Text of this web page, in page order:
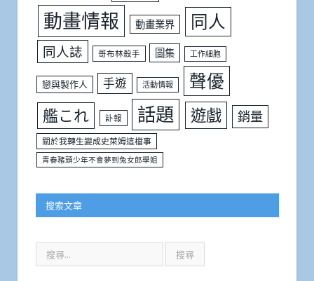
動畫情報 動畫業界 同人
同人誌 哥布林殺手 圖集 工作細胞
戀與製作人 手遊 活動情報 聲優
艦これ 訃報 話題 遊戲 銷量
關於我轉生變成史萊姆這檔事
青春豬頭少年不會夢到兔女郎學姐
搜索文章